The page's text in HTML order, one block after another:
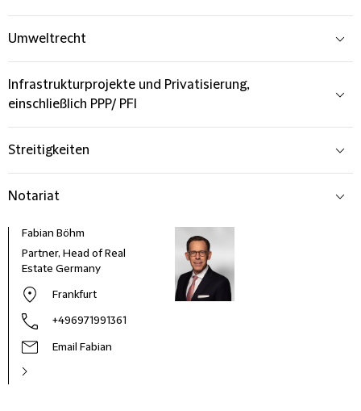
Umweltrecht
Infrastrukturprojekte und Privatisierung,
einschließlich PPP/ PFI
Streitigkeiten
Notariat
Fabian Böhm
Partner, Head of Real
Estate Germany
Frankfurt
+496971991361
Email Fabian